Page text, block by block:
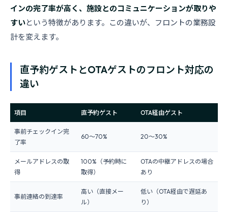
インの完了率が高く、施設とのコミュニケーションが取りや
すいという特徴があります。この違いが、フロントの業務設
計を変えます。
直予約ゲストとOTAゲストのフロント対応の
違い
項目 直予約ゲスト OTA経由ゲスト
事前チェックイン完
了率
60〜70% 20〜30%
メールアドレスの取
得
100%（予約時に
取得）
OTAの中継アドレスの場合
あり
事前連絡の到達率
高い（直接メー
ル）
低い（OTA経由で遅延あ
り）